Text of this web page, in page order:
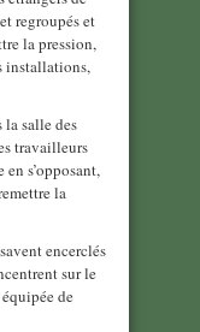
regroupés et
la pression,
installations,
salle des
travailleurs
s’opposant,
la
encerclés
sur le
de